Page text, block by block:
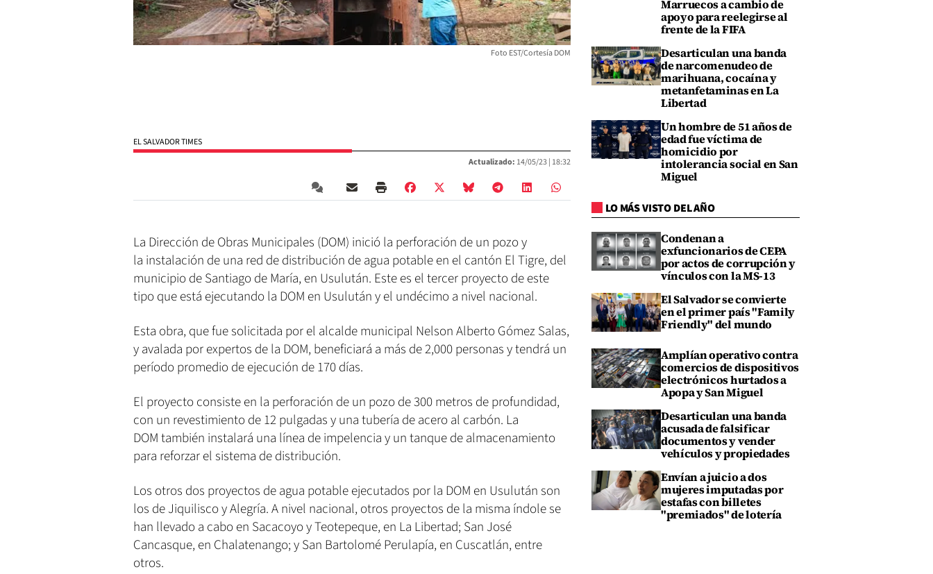
Foto EST/Cortesía DOM
EL SALVADOR TIMES
Actualizado: 14/05/23 | 18:32
La Dirección de Obras Municipales (DOM) inició la perforación de un pozo y
la instalación de una red de distribución de agua potable en el cantón El Tigre, del
municipio de Santiago de María, en Usulután. Este es el tercer proyecto de este
tipo que está ejecutando la DOM en Usulután y el undécimo a nivel nacional.
Esta obra, que fue solicitada por el alcalde municipal Nelson Alberto Gómez Salas,
y avalada por expertos de la DOM, beneficiará a más de 2,000 personas y tendrá un
período promedio de ejecución de 170 días.
El proyecto consiste en la perforación de un pozo de 300 metros de profundidad,
con un revestimiento de 12 pulgadas y una tubería de acero al carbón. La
DOM también instalará una línea de impelencia y un tanque de almacenamiento
para reforzar el sistema de distribución.
Los otros dos proyectos de agua potable ejecutados por la DOM en Usulután son
los de Jiquilisco y Alegría. A nivel nacional, otros proyectos de la misma índole se
han llevado a cabo en Sacacoyo y Teotepeque, en La Libertad; San José
Cancasque, en Chalatenango; y San Bartolomé Perulapía, en Cuscatlán, entre
otros.
Marruecos a cambio de
apoyo para reelegirse al
frente de la FIFA
Desarticulan una banda
de narcomenudeo de
marihuana, cocaína y
metanfetaminas en La
Libertad
Un hombre de 51 años de
edad fue víctima de
homicidio por
intolerancia social en San
Miguel
LO MÁS VISTO DEL AÑO
Condenan a
exfuncionarios de CEPA
por actos de corrupción y
vínculos con la MS-13
El Salvador se convierte
en el primer país "Family
Friendly" del mundo
Amplían operativo contra
comercios de dispositivos
electrónicos hurtados a
Apopa y San Miguel
Desarticulan una banda
acusada de falsificar
documentos y vender
vehículos y propiedades
Envían a juicio a dos
mujeres imputadas por
estafas con billetes
"premiados" de lotería